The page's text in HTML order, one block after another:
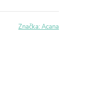
Značka: Acana